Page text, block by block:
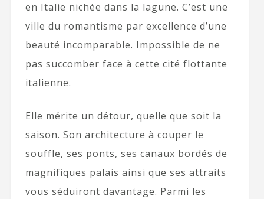
en Italie nichée dans la lagune. C’est une
ville du romantisme par excellence d’une
beauté incomparable. Impossible de ne
pas succomber face à cette cité flottante
italienne.
Elle mérite un détour, quelle que soit la
saison. Son architecture à couper le
souffle, ses ponts, ses canaux bordés de
magnifiques palais ainsi que ses attraits
vous séduiront davantage. Parmi les